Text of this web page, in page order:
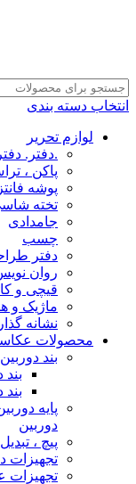
انتخاب دسته بندی
لوازم تحریر
.دفتر.
پاکن ،
پوشه
تخته
جامدادی
چسب
دفتر
روان
قیچی و
ماژیک و
نشانه
محصولات
بند دوربین
بند
پایه
دوربین
پیچ ،
تجهیزات
تجهیزات